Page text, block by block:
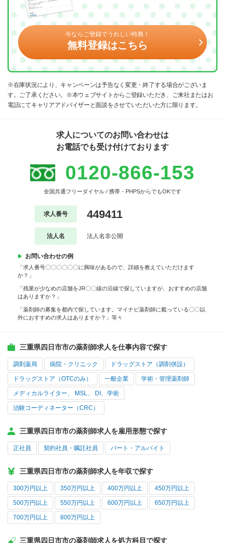
今ならご登録でうれしい特典！
無料登録はこちら
※在庫状況により、キャンペーンは予告なく変更・終了する場合がございま
す。ご了承ください。※本ウェブサイトからご登録いただき、ご来社またはお
電話にてキャリアアドバイザーと面談をさせていただいた方に限ります。
求人についてのお問い合わせは
お電話でも受け付けております
0120-866-153
全国共通フリーダイヤル / 携帯・PHPSからでもOKです
求人番号 449411
法人名 法人名非公開
お問い合わせの例
「求人番号〇〇〇〇〇〇に興味があるので、詳細を教えていただけます
か？」
「残業が少なめの店舗をJR〇〇線の沿線で探していますが、おすすめの店舗
はありますか？」
「薬剤師の募集を都内で探しています。マイナビ薬剤師に載っている〇〇以
外におすすめの求人はありますか？」等々
三重県四日市市の薬剤師求人を仕事内容で探す
調剤薬局 病院・クリニック ドラッグストア（調剤併設）
ドラッグストア（OTCのみ） 一般企業 学術・管理薬剤師
メディカルライター、 MSL、 DI、学術
治験コーディネーター（CRC）
三重県四日市市の薬剤師求人を雇用形態で探す
正社員 契約社員・嘱託社員 パート・アルバイト
三重県四日市市の薬剤師求人を年収で探す
300万円以上 350万円以上 400万円以上 450万円以上
500万円以上 550万円以上 600万円以上 650万円以上
700万円以上 800万円以上
三重県四日市市の薬剤師求人を処方科目で探す